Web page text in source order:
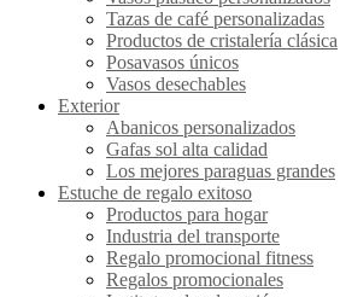
Tazas de café personalizadas
Productos de cristalería clásica
Posavasos únicos
Vasos desechables
Exterior
Abanicos personalizados
Gafas sol alta calidad
Los mejores paraguas grandes
Estuche de regalo exitoso
Productos para hogar
Industria del transporte
Regalo promocional fitness
Regalos promocionales